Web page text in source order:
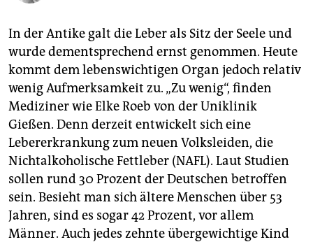
abo
genossenschaft
epaper login
In der Antike galt die Leber als Sitz der Seele und
wurde dementsprechend ernst genommen. Heute
kommt dem lebenswichtigen Organ jedoch relativ
wenig Aufmerksamkeit zu. „Zu wenig“, finden
Mediziner wie Elke Roeb von der Uniklinik
Gießen. Denn derzeit entwickelt sich eine
Lebererkrankung zum neuen Volksleiden, die
Nichtalkoholische Fettleber (NAFL). Laut Studien
sollen rund 30 Prozent der Deutschen betroffen
sein. Besieht man sich ältere Menschen über 53
Jahren, sind es sogar 42 Prozent, vor allem
Männer. Auch jedes zehnte übergewichtige Kind